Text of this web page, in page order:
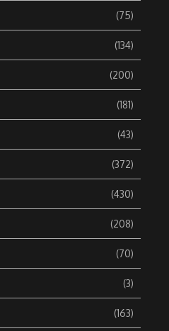
(75)
(134)
(200)
(181)
(43)
(372)
(430)
(208)
(70)
(3)
(163)